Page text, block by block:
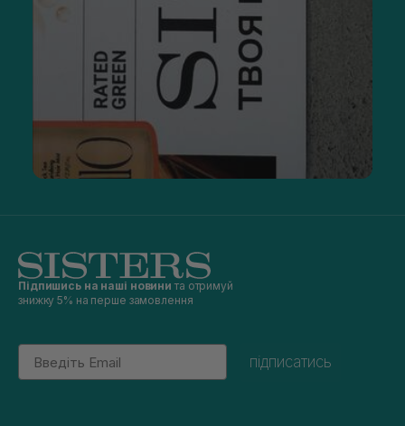
Підпишись на наші новини та отримуй
знижку 5% на перше замовлення
Email
підписатись